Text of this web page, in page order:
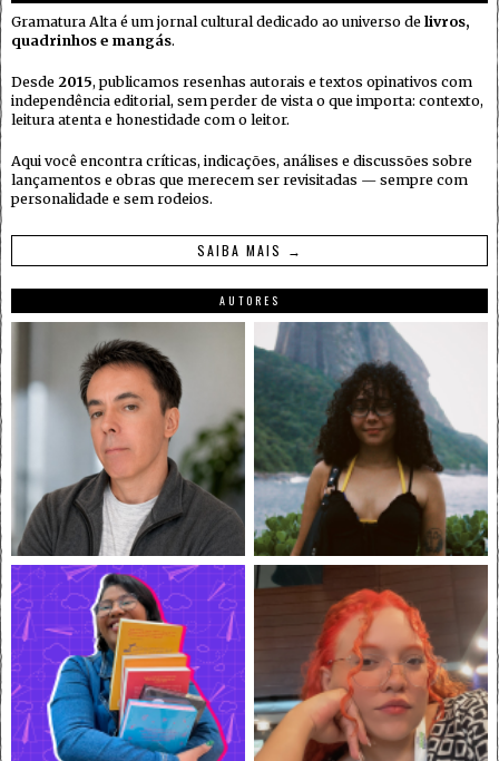
Gramatura Alta é um jornal cultural dedicado ao universo de livros,
quadrinhos e mangás.
Desde 2015, publicamos resenhas autorais e textos opinativos com
independência editorial, sem perder de vista o que importa: contexto,
leitura atenta e honestidade com o leitor.
Aqui você encontra críticas, indicações, análises e discussões sobre
lançamentos e obras que merecem ser revisitadas — sempre com
personalidade e sem rodeios.
SAIBA MAIS →
AUTORES